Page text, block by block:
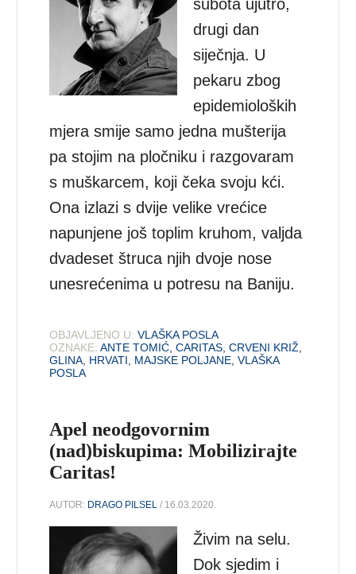
subota ujutro,
drugi dan
siječnja. U
pekaru zbog
epidemioloških
mjera smije samo jedna mušterija
pa stojim na pločniku i razgovaram
s muškarcem, koji čeka svoju kći.
Ona izlazi s dvije velike vrećice
napunjene još toplim kruhom, valjda
dvadeset štruca njih dvoje nose
unesrećenima u potresu na Baniju.
OBJAVLJENO U: VLAŠKA POSLA
OZNAKE: ANTE TOMIĆ ,CARITAS ,CRVENI KRIŽ
GLINA HRVATI MAJSKE POLJANE ,VLAŠKA
POSLA
Apel neodgovornim
(nad)biskupima: Mobilizirajte
Caritas!
AUTOR: DRAGO PILSEL / 16.03.2020.
Živim na selu.
Dok sjedim i